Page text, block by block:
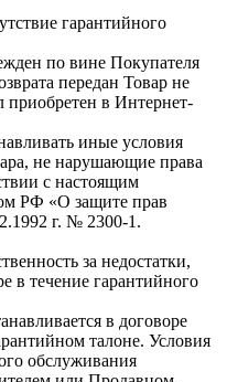
гарантийного
по вине Покупателя
передан Товар не
приобретен в Интернет-
иные условия
не нарушающие права
с настоящим
РФ «О защите прав
г. № 2300-1.
за недостатки,
в течение гарантийного
в договоре
талоне. Условия
обслуживания